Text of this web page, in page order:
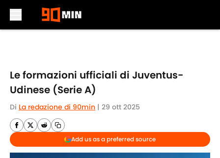
Le formazioni ufficiali di Juventus-
Udinese (Serie A)
Di La redazione di 90min | 29 ott 2025
Add us as a preferred source